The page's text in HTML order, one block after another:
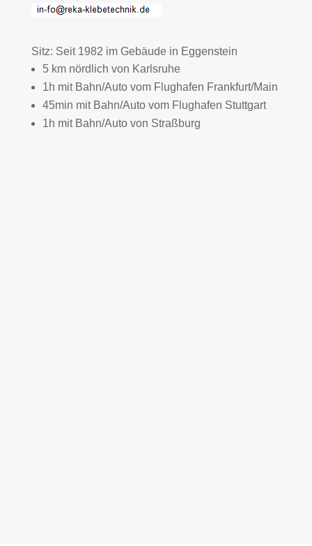
Sitz: Seit 1982 im Gebäude in Eggenstein
5 km nördlich von Karlsruhe
1h mit Bahn/Auto vom Flughafen Frankfurt/Main
45min mit Bahn/Auto vom Flughafen Stuttgart
1h mit Bahn/Auto von Straßburg